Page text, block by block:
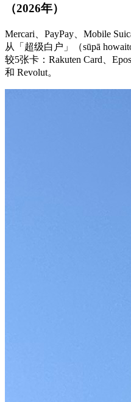
（2026年）
Mercari、PayPay、Mobile
从「超级白户」（sūpā
较5张卡：Rakuten Card、
和 Revolut。